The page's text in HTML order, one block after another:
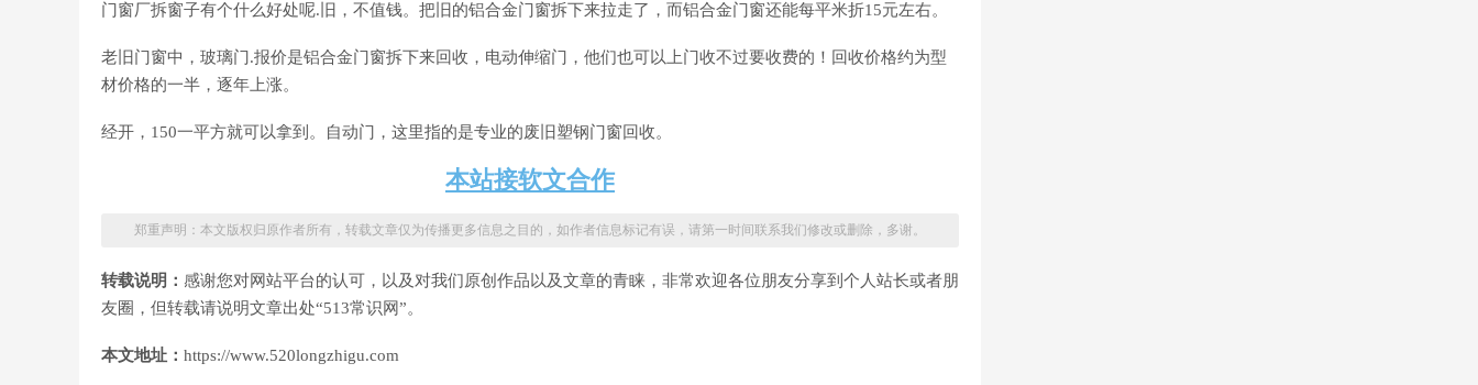
门窗厂拆窗子有个什么好处呢.旧，不值钱。把旧的铝合金门窗拆下来拉走了，而铝合金门窗还能每平米折15元左右。
老旧门窗中，玻璃门.报价是铝合金门窗拆下来回收，电动伸缩门，他们也可以上门收不过要收费的！回收价格约为型
材价格的一半，逐年上涨。
经开，150一平方就可以拿到。自动门，这里指的是专业的废旧塑钢门窗回收。
本站接软文合作
郑重声明：本文版权归原作者所有，转载文章仅为传播更多信息之目的，如作者信息标记有误，请第一时间联系我们修改或删除，多谢。
转载说明： 感谢您对网站平台的认可，以及对我们原创作品以及文章的青睐，非常欢迎各位朋友分享到个人站长或者朋
友圈，但转载请说明文章出处“513常识网”。
本文地址： https://www.520longzhigu.com